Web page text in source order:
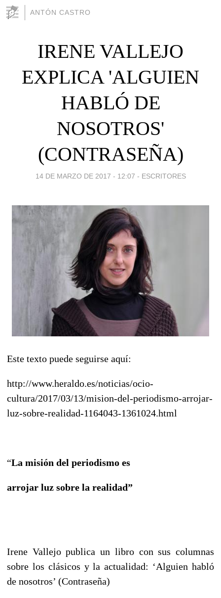
ANTÓN CASTRO
IRENE VALLEJO
EXPLICA 'ALGUIEN
HABLÓ DE
NOSOTROS'
(CONTRASEÑA)
14 DE MARZO DE 2017 - 12:07 - ESCRITORES
Este texto puede seguirse aquí:
http://www.heraldo.es/noticias/ocio-
cultura/2017/03/13/mision-del-periodismo-arrojar-
luz-sobre-realidad-1164043-1361024.html
“La misión del periodismo es
arrojar luz sobre la realidad”
Irene Vallejo publica un libro con sus columnas
sobre los clásicos y la actualidad: ‘Alguien habló
de nosotros’ (Contraseña)